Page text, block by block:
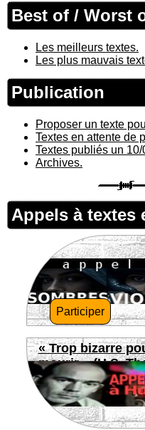
Best of / Worst
Les meilleurs textes.
Les plus mauvais
Publication
Proposer un texte
Textes en attente de
Textes publiés un 10/
Archives.
Appels à textes
Participer
« Trop bizarre
mourir » (H.S.